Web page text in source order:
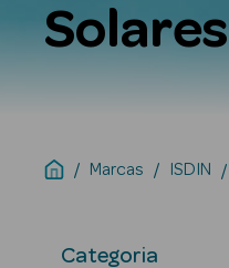
Solares
Marcas ISDIN
Categoria